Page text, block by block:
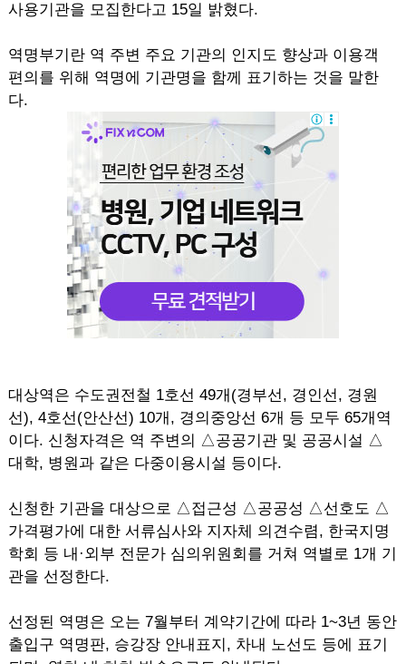
사용기관을 모집한다고 15일 밝혔다.
역명부기란 역 주변 주요 기관의 인지도 향상과 이용객
편의를 위해 역명에 기관명을 함께 표기하는 것을 말한
다.
대상역은 수도권전철 1호선 49개(경부선, 경인선, 경원
선), 4호선(안산선) 10개, 경의중앙선 6개 등 모두 65개역
이다. 신청자격은 역 주변의 △공공기관 및 공공시설 △
대학, 병원과 같은 다중이용시설 등이다.
신청한 기관을 대상으로 △접근성 △공공성 △선호도 △
가격평가에 대한 서류심사와 지자체 의견수렴, 한국지명
학회 등 내·외부 전문가 심의위원회를 거쳐 역별로 1개 기
관을 선정한다.
선정된 역명은 오는 7월부터 계약기간에 따라 1~3년 동안
출입구 역명판, 승강장 안내표지, 차내 노선도 등에 표기